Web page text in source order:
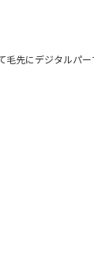
毛先にデジタルパ